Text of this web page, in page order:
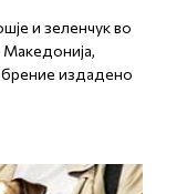
и зеленчук во
издадено